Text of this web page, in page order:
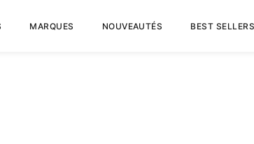
MARQUES NOUVEAUTÉS BEST SELLERS
Panier